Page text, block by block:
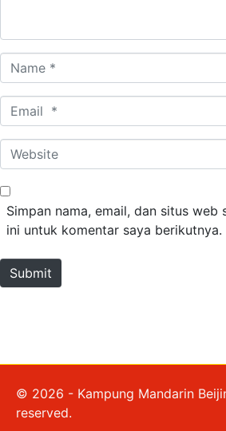
Name
*
Email
*
Website
Simpan nama, email, dan situs web
ini untuk komentar saya berikutnya.
Submit
© 2026 - Kampung Mandarin
reserved.